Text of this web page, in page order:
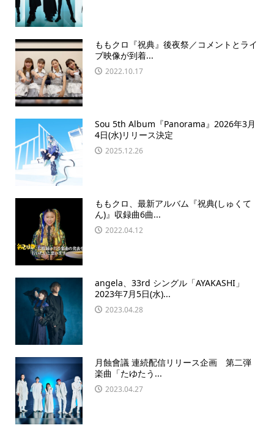
ももクロ『祝典』後夜祭／コメントとライ
ブ映像が到着...
2022.10.17
Sou 5th Album『Panorama』2026年3月
4日(水)リリース決定
2025.12.26
ももクロ、最新アルバム『祝典(しゅくて
ん)』収録曲6曲...
2022.04.12
angela、33rd シングル「AYAKASHI」
2023年7月5日(水)...
2023.04.28
月蝕會議 連続配信リリース企画 第二弾
楽曲「たゆたう...
2023.04.27